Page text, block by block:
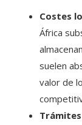
Costes
África
suelen
valor de